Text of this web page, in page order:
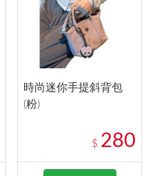
時尚迷你手提斜背包
(粉)
$ 280